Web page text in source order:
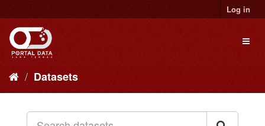
to
content
Log in
Datasets